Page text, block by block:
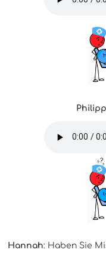
Philipp
Hannah: Haben Sie